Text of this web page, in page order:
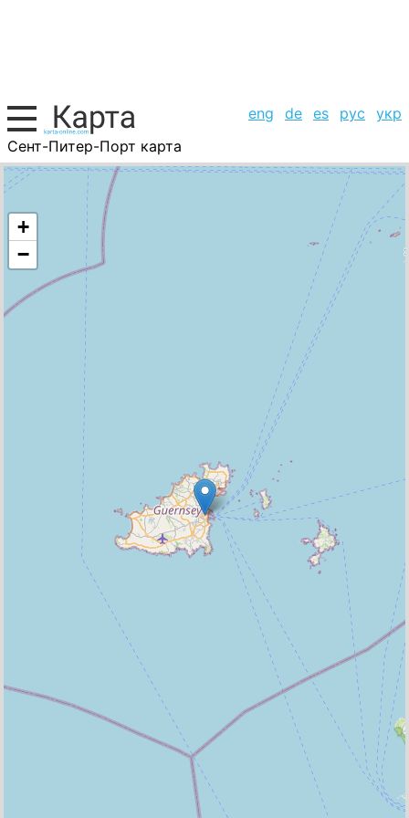
eng de es рус
укр
Сент-Питер-Порт карта
Гернси о-в, список городов
+
−